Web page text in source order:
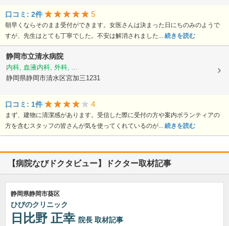
口コミ: 2件 5
朝早くならそのまま受付ができます。女医さんは決まった日にちのみのようで
すが、先生はとても丁寧でした。不安は解消されました... 続きを読む
静岡市立清水病院
内科, 血液内科, 外科, ...
静岡県静岡市清水区宮加三1231
口コミ: 1件 4
まず、建物に清潔感があります。受信した際に受付の方や案内ボランティアの
方を含むスタッフの皆さんが気を使ってくれているのが... 続きを読む
【病院なびドクタビュー】ドクター取材記事
静岡県静岡市葵区
ひびのクリニック
日比野 正幸 院長 取材記事